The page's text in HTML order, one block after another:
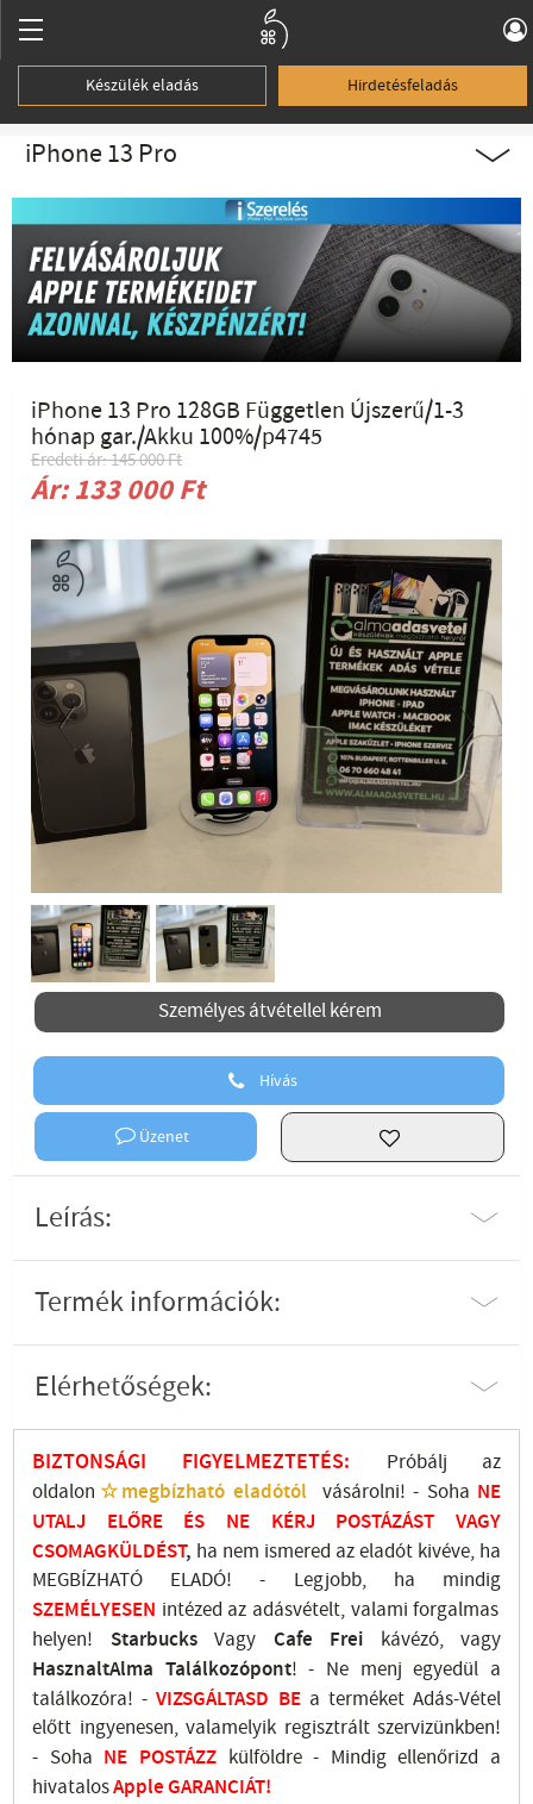
Készülék eladás Hirdetésfeladás
iPhone 13 Pro
iPhone 13 Pro 128GB Független Újszerű/1-3
hónap gar./Akku 100%/p4745
Eredeti ár: 145 000 Ft
Ár: 133 000 Ft
Next
Személyes átvétellel kérem
Hívás
Üzenet
Leírás:
Termék információk:
Elérhetőségek:
BIZTONSÁGI FIGYELMEZTETÉS:
Próbálj az
oldalon ☆megbízható eladótól vásárolni! - Soha NE
UTALJ ELŐRE ÉS NE KÉRJ POSTÁZÁST VAGY
CSOMAGKÜLDÉST, ha nem ismered az eladót kivéve, ha
MEGBÍZHATÓ ELADÓ! - Legjobb, ha mindig
SZEMÉLYESEN intézed az adásvételt, valami forgalmas
helyen! StarbucksVagy Cafe Frei kávézó, vagy
HasznaltAlma Találkozópont! - Ne menj egyedül a
találkozóra! - VIZSGÁLTASD BEa terméket Adás-Vétel
előtt ingyenesen, valamelyik regisztrált szervizünkben!
- Soha NE POSTÁZZ külföldre- Mindig ellenőrizd a
hivatalosApple GARANCIÁT!